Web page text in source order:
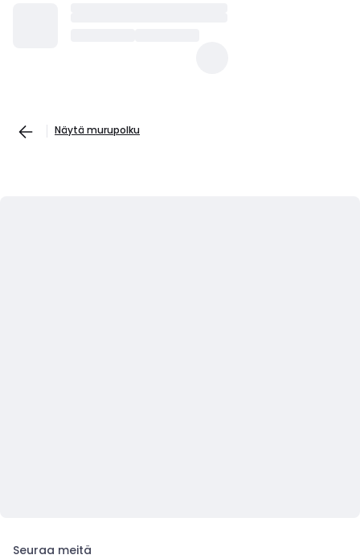
Näytä murupolku
Seuraa meitä